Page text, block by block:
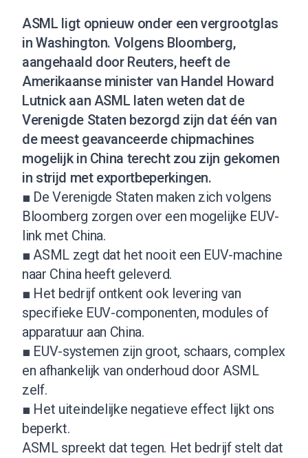
ASML ligt opnieuw onder een vergrootglas
in Washington. Volgens Bloomberg,
aangehaald door Reuters, heeft de
Amerikaanse minister van Handel Howard
Lutnick aan ASML laten weten dat de
Verenigde Staten bezorgd zijn dat één van
de meest geavanceerde chipmachines
mogelijk in China terecht zou zijn gekomen
in strijd met exportbeperkingen.
■ De Verenigde Staten maken zich volgens
Bloomberg zorgen over een mogelijke EUV-
link met China.
■ ASML zegt dat het nooit een EUV-machine
naar China heeft geleverd.
■ Het bedrijf ontkent ook levering van
specifieke EUV-componenten, modules of
apparatuur aan China.
■ EUV-systemen zijn groot, schaars, complex
en afhankelijk van onderhoud door ASML
zelf.
■ Het uiteindelijke negatieve effect lijkt ons
beperkt.
ASML spreekt dat tegen. Het bedrijf stelt dat